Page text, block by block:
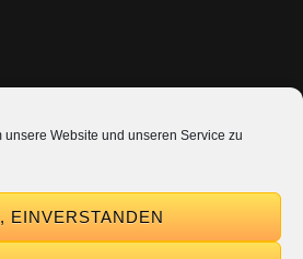
Website und unseren Service zu
EINVERSTANDEN
By Catch Themes